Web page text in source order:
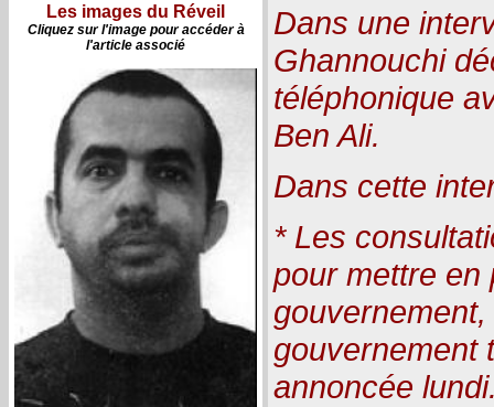
Les images du Réveil
Cliquez sur l'image pour accéder à
l'article associé
Dans une
Ghannouchi
téléphonique
Ben Ali.
Dans cette
* Les
pour mettre en
gouvernement
annoncée